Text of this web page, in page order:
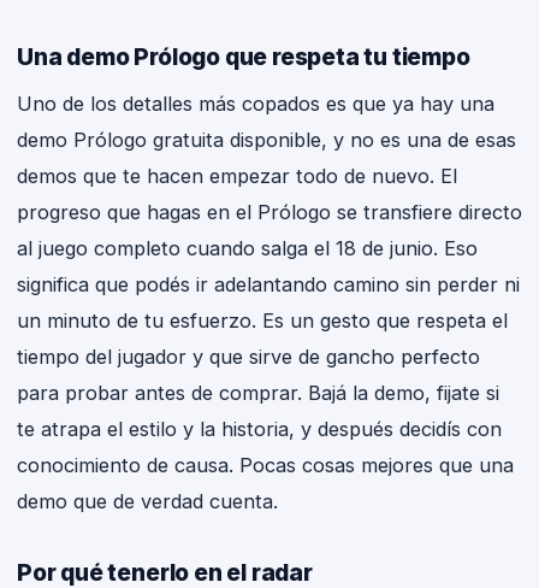
Una demo Prólogo que respeta tu tiempo
Uno de los detalles más copados es que ya hay una
demo Prólogo gratuita disponible, y no es una de esas
demos que te hacen empezar todo de nuevo. El
progreso que hagas en el Prólogo se transfiere directo
al juego completo cuando salga el 18 de junio. Eso
significa que podés ir adelantando camino sin perder ni
un minuto de tu esfuerzo. Es un gesto que respeta el
tiempo del jugador y que sirve de gancho perfecto
para probar antes de comprar. Bajá la demo, fijate si
te atrapa el estilo y la historia, y después decidís con
conocimiento de causa. Pocas cosas mejores que una
demo que de verdad cuenta.
Por qué tenerlo en el radar